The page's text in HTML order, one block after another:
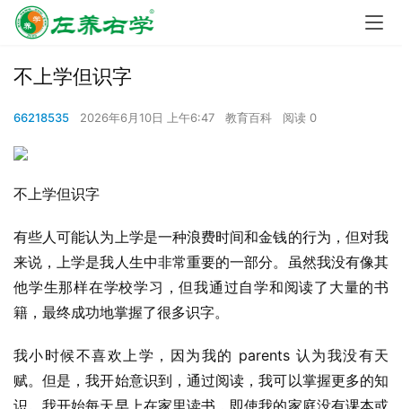
不上学但识字
66218535 2026年6月10日 上午6:47 教育百科 阅读 0
不上学但识字
有些人可能认为上学是一种浪费时间和金钱的行为，但对我
来说，上学是我人生中非常重要的一部分。虽然我没有像其
他学生那样在学校学习，但我通过自学和阅读了大量的书
籍，最终成功地掌握了很多识字。
我小时候不喜欢上学，因为我的 parents 认为我没有天
赋。但是，我开始意识到，通过阅读，我可以掌握更多的知
识。我开始每天早上在家里读书，即使我的家庭没有课本或